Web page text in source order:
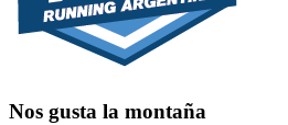
Nos gusta la montaña